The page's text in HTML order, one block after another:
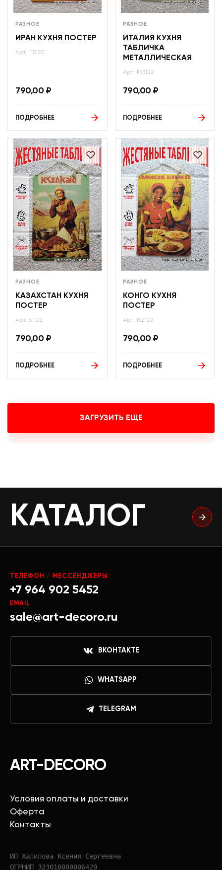
РАЗНОЕ
ИРАН КУХНЯ ПОСТЕР
Арт: 115122
790,00 ₽
ПОДРОБНЕЕ
РАЗНОЕ
ИТАЛИЯ КУХНЯ
ТАБЛИЧКА
МЕТАЛЛИЧЕСКАЯ
Арт: 103122
790,00 ₽
ПОДРОБНЕЕ
РАЗНОЕ
КАЗАХСТАН КУХНЯ
ПОСТЕР
Арт: 51122
790,00 ₽
ПОДРОБНЕЕ
РАЗНОЕ
КОНГО КУХНЯ
ПОСТЕР
Арт: 152122
790,00 ₽
ПОДРОБНЕЕ
ЗАГРУЗИТЬ ЕЩЕ
КАТАЛОГ
ART-DECORO
Условия оплаты и доставки
Оферта
Контакты
ИП Халилова Ксения Сергеевна
ОГРНИП 323010000006429
ТЕЛЕФОН / МЕССЕНДЖЕРЫ
+7 964 902 5452
EMAIL
sale@art-decoro.ru
ВКОНТАКТЕ
WHATSAPP
TELEGRAM